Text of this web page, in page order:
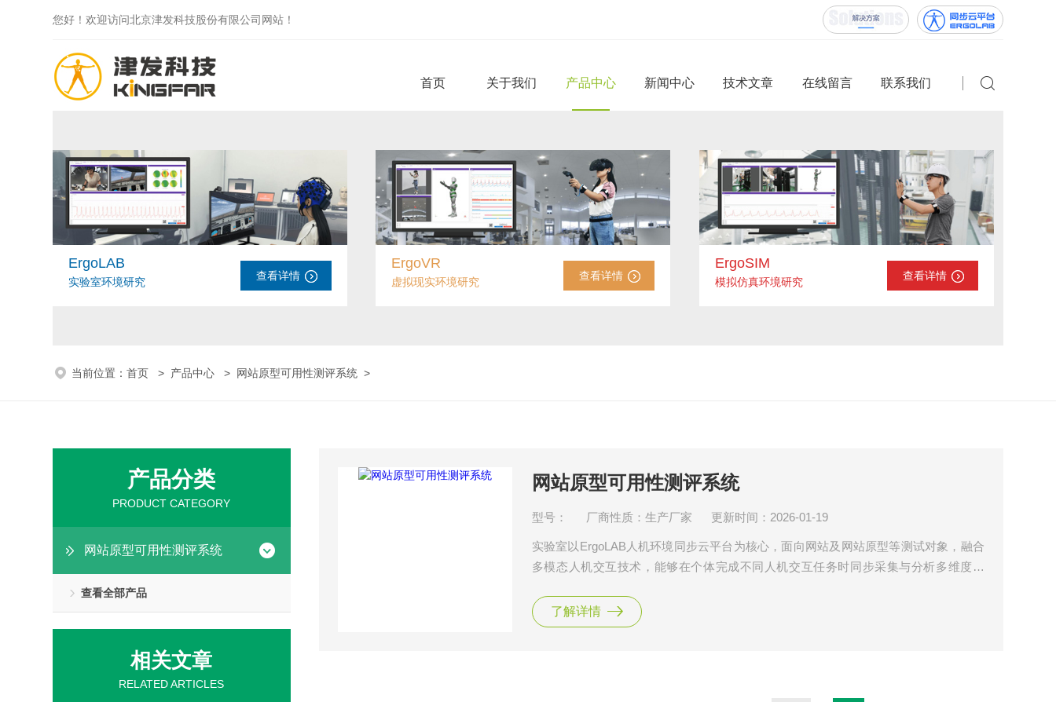
您好！欢迎访问北京津发科技股份有限公司网站！
首页 关于我们 产品中心 新闻中心 技术文章 在线留言 联系我们
ErgoLAB
实验室环境研究 查看详情
ErgoVR
虚拟现实环境研究 查看详情
ErgoSIM
模拟仿真环境研究 查看详情
当前位置：首页 > 产品中心 > 网站原型可用性测评系统 >
产品分类
PRODUCT CATEGORY
网站原型可用性测评系统
查看全部产品
相关文章
RELATED ARTICLES
网站原型可用性测评系统
型号： 厂商性质：生产厂家 更新时间：2026-01-19
实验室以ErgoLAB人机环境同步云平台为核心，面向网站及网站原型等测试对象，融合
多模态人机交互技术，能够在个体完成不同人机交互任务时同步采集与分析多维度数
析个体的注意力、情绪、认知负荷、疲劳等状态，对网站原型产品设计优化和方案迭代
提供客观量化的数据支撑。
了解详情